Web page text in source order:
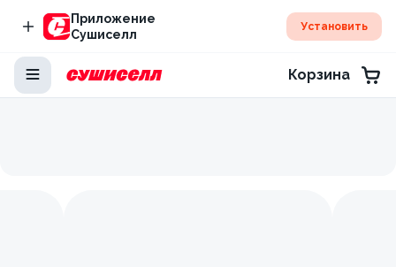
Приложение
Сушиселл
Установить
Корзина